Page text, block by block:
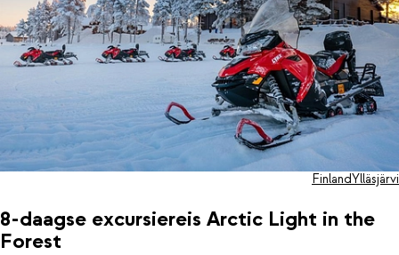
8-daagse excursiereis Arctic Light in the
Forest
FinlandYlläsjärvi